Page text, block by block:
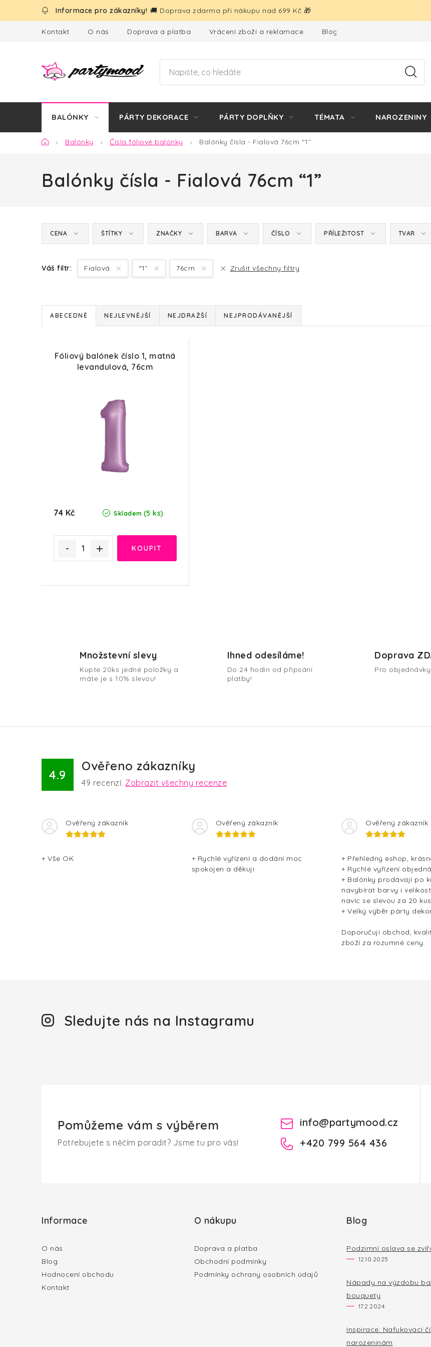
🚚 Doprava zdarma při nákupu nad 699 Kč 🎁
Kontakt O nás Doprava a platba Vrácení zboží a reklamace Blog
BALÓNKY PÁRTY DEKORACE PÁRTY DOPLŇKY TÉMATA NAROZENINY
DomůBalónky Čísla fóliové balónky Balónky čísla - Fialová 76cm “1”
Balónky čísla - Fialová 76cm “1”
CENA ŠTÍTKY ZNAČKY BARVA ČÍSLO PŘÍLEŽITOST TVAR
Váš filtr: Fialová “1” 76cm Zrušit všechny filtry
Ř
ABECEDNĚ NEJLEVNĚJŠÍ NEJDRAŽŠÍ NEJPRODÁVANĚJŠÍ
Fóliový balónek číslo 1, matná
levandulová, 76cm
Skladem (5 ks)
74 Kč
c
p
v
y
v
ý
Množstevní slevy
Kupte 20ks jedné položky a
máte je s 10% slevou!
Ihned odesíláme!
Do 24 hodin od připsání
platby!
Doprava
Pro
4.9
Ověřeno zákazníky
49 recenzí. Zobrazit všechny recenze
Ověřený zákazník
+ Vše OK
Ověřený zákazník
+ Rychlé vyřízení a dodání moc
spokojen a děkuji
Ověřený zákazník
+ Přehledný eshop,
+ Rychlé vyřízení
+ Balónky prodávají po
navybírat barvy i
navíc se slevou za 20
+ Velký výběr párty
Doporučuji obchod,
zboží za rozumné ceny.
Sledujte nás na Instagramu
Pomůžeme vám s výběrem
Potřebujete s něčím poradit? Jsme tu pro vás!
info@partymood.cz
+420 799 564 436
Informace
O nás
Blog
Hodnocení obchodu
Kontakt
O nákupu
Doprava a platba
Obchodní podmínky
Podmínky ochrany osobních údajů
Blog
Podzimní oslava se
12.10.2025
Nápady na výzdobu
bouquety
17.2.2024
Inspirace: Nafukovací
narozeninám